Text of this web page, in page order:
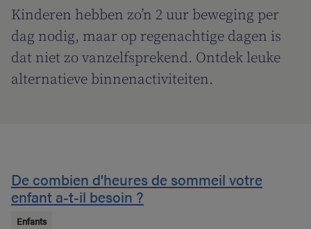
Kinderen hebben zo’n 2 uur beweging per
dag nodig, maar op regenachtige dagen is
dat niet zo vanzelfsprekend. Ontdek leuke
alternatieve binnenactiviteiten.
De combien d'heures de sommeil votre
enfant a-t-il besoin ?
Enfants